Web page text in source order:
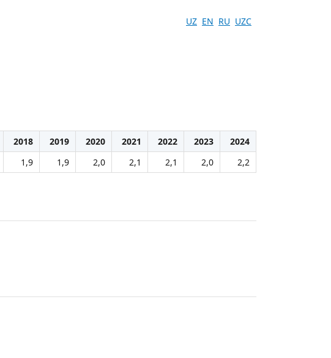
UZ EN RU UZC
2018 2019 2020 2021 2022 2023
2024
1,9 1,9 2,0 2,1 2,1 2,0 2,2